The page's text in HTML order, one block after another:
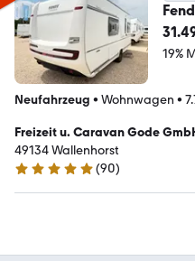
kg/
19%
Neufahrzeug • Wohnwagen •
Freizeit u. Caravan Gode
49134 Wallenhorst
4.9 Sterne
(90)